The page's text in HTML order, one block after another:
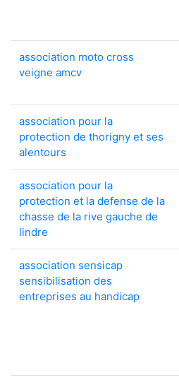
association moto cross
veigne amcv
association pour la
protection de thorigny et ses
alentours
association pour la
protection et la defense de la
chasse de la rive gauche de
lindre
association sensicap
sensibilisation des
entreprises au handicap